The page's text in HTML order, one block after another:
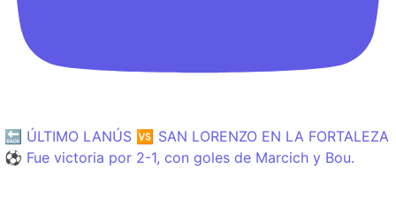
🔙 ÚLTIMO LANÚS 🆚 SAN LORENZO EN LA FORTALEZA
⚽️ Fue victoria por 2-1, con goles de Marcich y Bou.